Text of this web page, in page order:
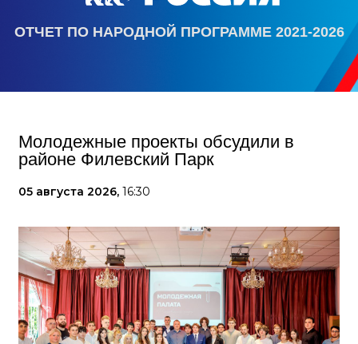
ОТЧЕТ ПО НАРОДНОЙ ПРОГРАММЕ 2021-2026
Молодежные проекты обсудили в
районе Филевский Парк
05 августа 2026, 16:30